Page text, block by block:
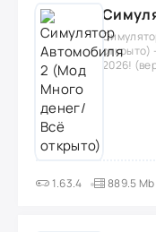
открыто)
2026!
1.63.4 889.5 Mb